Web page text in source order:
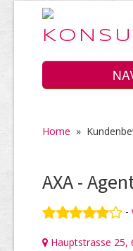
Home
Vorteile
Home »
AXA -
-
Hauptstrasse 25,